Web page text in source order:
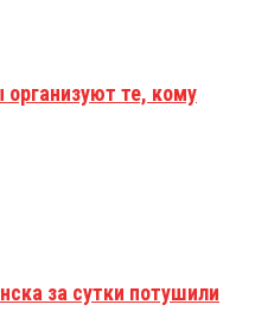
те, кому
за сутки потушили